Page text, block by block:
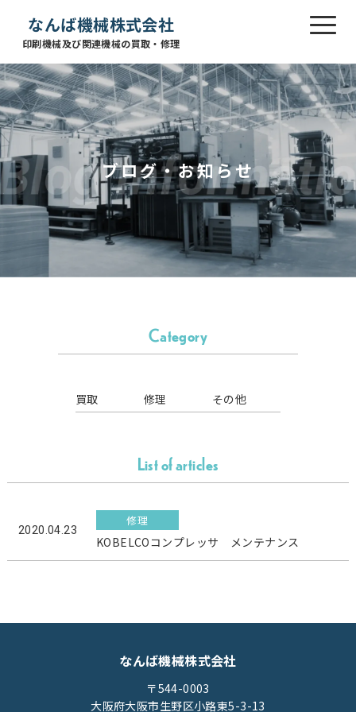
なんば機械株式会社
印刷機械及び関連機械の買取・修理
ブログ・お知らせ
Category
買取 修理 その他
List of articles
2020.04.23
修理
KOBELCOコンプレッサ メンテナンス
なんば機械株式会社
〒544-0003
大阪府大阪市生野区小路東5-3-13